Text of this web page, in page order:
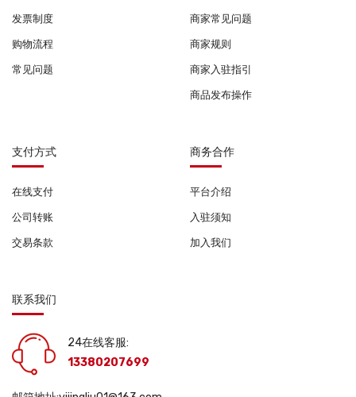
发票制度
购物流程
常见问题
商家常见问题
商家规则
商家入驻指引
商品发布操作
支付方式
在线支付
公司转账
交易条款
商务合作
平台介绍
入驻须知
加入我们
联系我们
24在线客服:
13380207699